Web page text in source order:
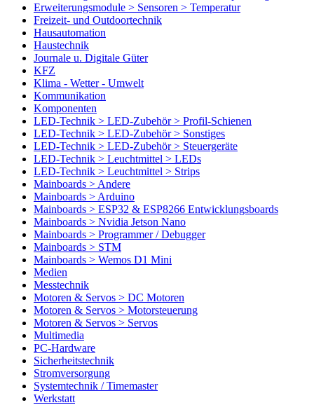
Erweiterungsmodule > Sensoren > Temperatur
Freizeit- und Outdoortechnik
Hausautomation
Haustechnik
Journale u. Digitale Güter
KFZ
Klima - Wetter - Umwelt
Kommunikation
Komponenten
LED-Technik > LED-Zubehör > Profil-Schienen
LED-Technik > LED-Zubehör > Sonstiges
LED-Technik > LED-Zubehör > Steuergeräte
LED-Technik > Leuchtmittel > LEDs
LED-Technik > Leuchtmittel > Strips
Mainboards > Andere
Mainboards > Arduino
Mainboards > ESP32 & ESP8266 Entwicklungsboards
Mainboards > Nvidia Jetson Nano
Mainboards > Programmer / Debugger
Mainboards > STM
Mainboards > Wemos D1 Mini
Medien
Messtechnik
Motoren & Servos > DC Motoren
Motoren & Servos > Motorsteuerung
Motoren & Servos > Servos
Multimedia
PC-Hardware
Sicherheitstechnik
Stromversorgung
Systemtechnik / Timemaster
Werkstatt